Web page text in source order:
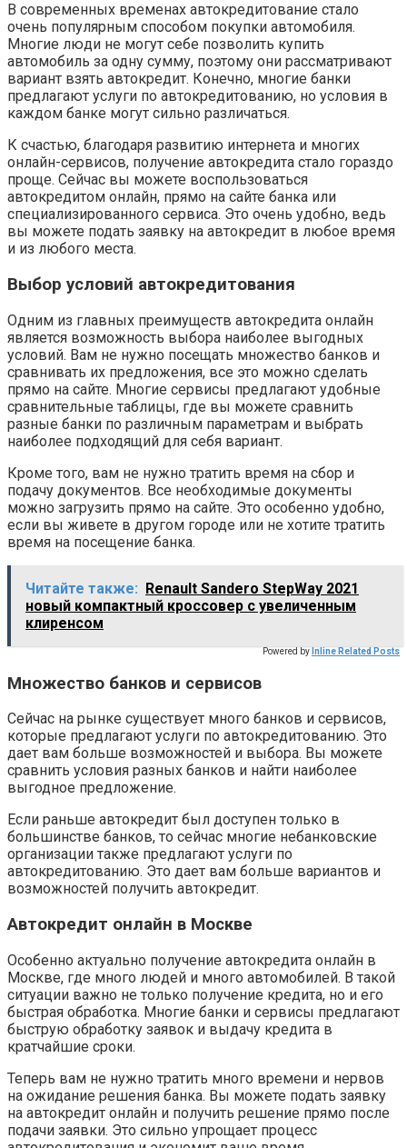
В современных временах автокредитование стало
очень популярным способом покупки автомобиля.
Многие люди не могут себе позволить купить
автомобиль за одну сумму, поэтому они рассматривают
вариант взять автокредит. Конечно, многие банки
предлагают услуги по автокредитованию, но условия в
каждом банке могут сильно различаться.
К счастью, благодаря развитию интернета и многих
онлайн-сервисов, получение автокредита стало гораздо
проще. Сейчас вы можете воспользоваться
автокредитом онлайн, прямо на сайте банка или
специализированного сервиса. Это очень удобно, ведь
вы можете подать заявку на автокредит в любое время
и из любого места.
Выбор условий автокредитования
Одним из главных преимуществ автокредита онлайн
является возможность выбора наиболее выгодных
условий. Вам не нужно посещать множество банков и
сравнивать их предложения, все это можно сделать
прямо на сайте. Многие сервисы предлагают удобные
сравнительные таблицы, где вы можете сравнить
разные банки по различным параметрам и выбрать
наиболее подходящий для себя вариант.
Кроме того, вам не нужно тратить время на сбор и
подачу документов. Все необходимые документы
можно загрузить прямо на сайте. Это особенно удобно,
если вы живете в другом городе или не хотите тратить
время на посещение банка.
Читайте также: Renault Sandero StepWay 2021
новый компактный кросcовер с увеличенным
клиренсом
Powered by Inline Related Posts
Множество банков и сервисов
Сейчас на рынке существует много банков и сервисов,
которые предлагают услуги по автокредитованию. Это
дает вам больше возможностей и выбора. Вы можете
сравнить условия разных банков и найти наиболее
выгодное предложение.
Если раньше автокредит был доступен только в
большинстве банков, то сейчас многие небанковские
организации также предлагают услуги по
автокредитованию. Это дает вам больше вариантов и
возможностей получить автокредит.
Автокредит онлайн в Москве
Особенно актуально получение автокредита онлайн в
Москве, где много людей и много автомобилей. В такой
ситуации важно не только получение кредита, но и его
быстрая обработка. Многие банки и сервисы предлагают
быструю обработку заявок и выдачу кредита в
кратчайшие сроки.
Теперь вам не нужно тратить много времени и нервов
на ожидание решения банка. Вы можете подать заявку
на автокредит онлайн и получить решение прямо после
подачи заявки. Это сильно упрощает процесс